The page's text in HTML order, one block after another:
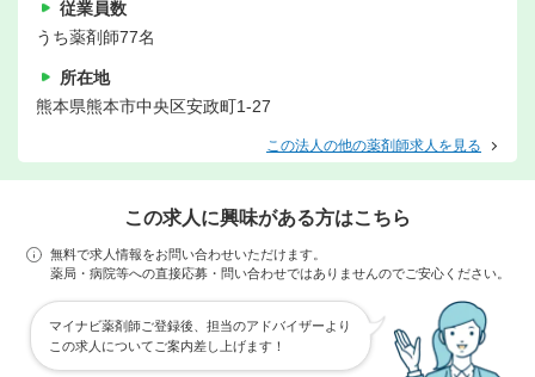
従業員数
うち薬剤師77名
所在地
熊本県熊本市中央区安政町1-27
この法人の他の薬剤師求人を見る
この求人に興味がある方はこちら
無料で求人情報をお問い合わせいただけます。
薬局・病院等への直接応募・問い合わせではありませんのでご安心ください。
マイナビ薬剤師ご登録後、担当のアドバイザーより
この求人についてご案内差し上げます！